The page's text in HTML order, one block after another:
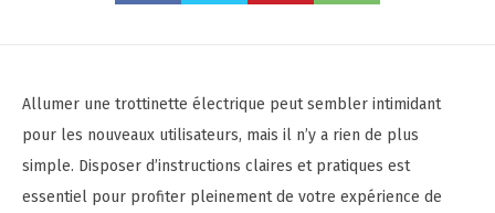
Allumer une trottinette électrique peut sembler intimidant
pour les nouveaux utilisateurs, mais il n’y a rien de plus
simple. Disposer d’instructions claires et pratiques est
essentiel pour profiter pleinement de votre expérience de